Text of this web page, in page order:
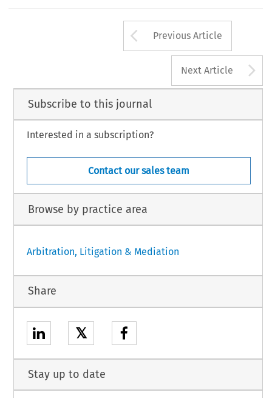
Arrow button
Previous Article
Next Article
Subscribe to this journal
Interested in a subscription?
Contact our sales team
Browse by practice area
Arbitration, Litigation & Mediation
Share
𝕏
Stay up to date